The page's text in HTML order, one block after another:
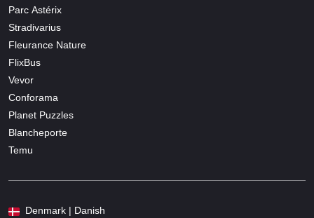
Parc Astérix
Stradivarius
Fleurance Nature
FlixBus
Vevor
Conforama
Planet Puzzles
Blancheporte
Temu
Denmark | Danish